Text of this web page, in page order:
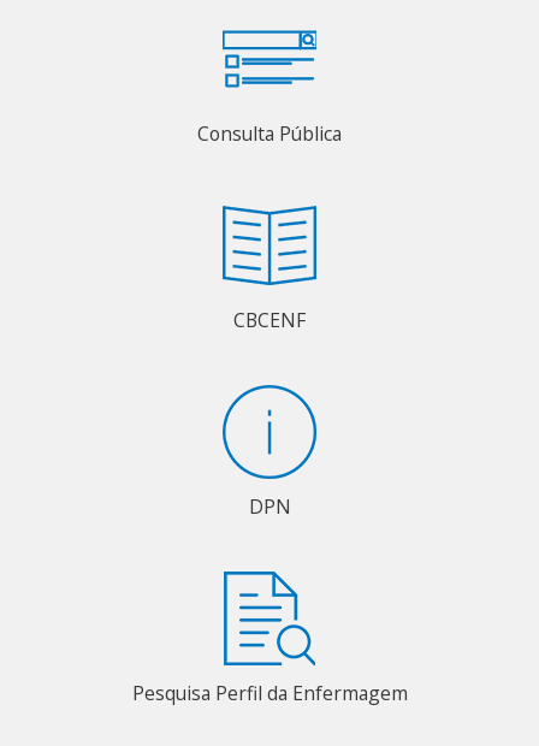
Consulta Pública
CBCENF
DPN
Pesquisa Perfil da Enfermagem